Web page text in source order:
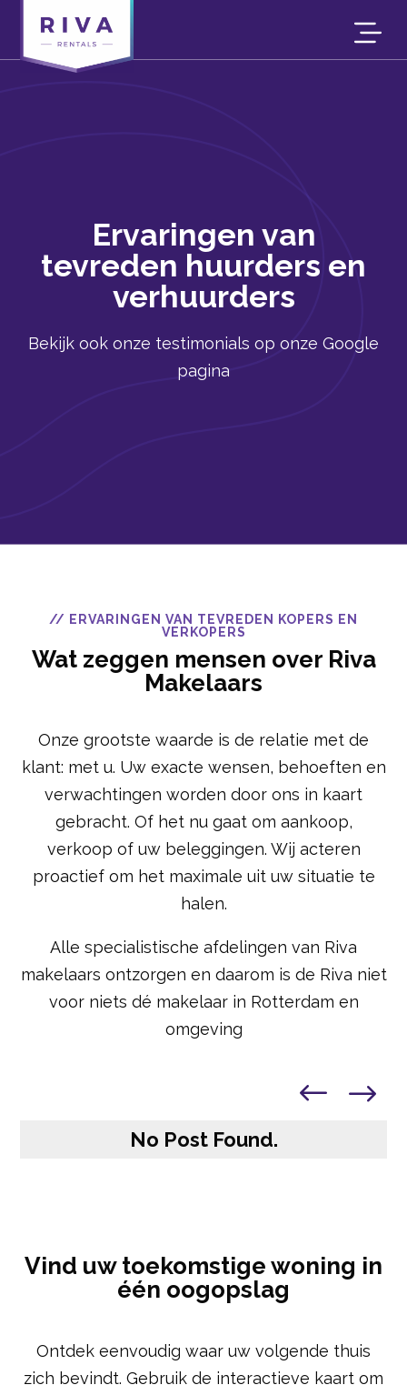
Ervaringen van
tevreden huurders en
verhuurders
Bekijk ook onze testimonials op onze Google
pagina
// ERVARINGEN VAN TEVREDEN KOPERS EN
VERKOPERS
Wat zeggen mensen over Riva
Makelaars
Onze grootste waarde is de relatie met de
klant: met u. Uw exacte wensen, behoeften en
verwachtingen worden door ons in kaart
gebracht. Of het nu gaat om aankoop,
verkoop of uw beleggingen. Wij acteren
proactief om het maximale uit uw situatie te
halen.
Alle specialistische afdelingen van Riva
makelaars ontzorgen en daarom is de Riva niet
voor niets dé makelaar in Rotterdam en
omgeving
No Post Found.
Vind uw toekomstige woning in
één oogopslag
Ontdek eenvoudig waar uw volgende thuis
zich bevindt. Gebruik de interactieve kaart om